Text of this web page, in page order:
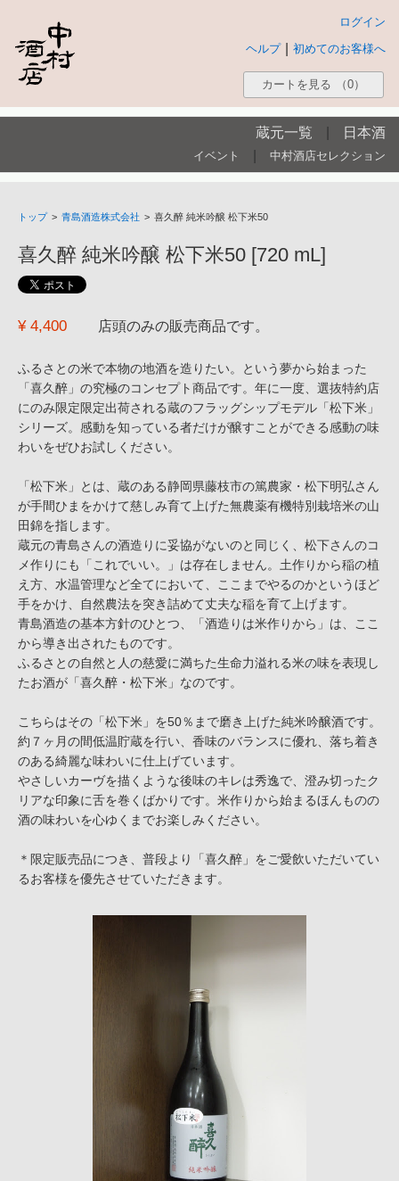
ログイン
初めてのお客様へ
ヘルプ
カートを見る （0）
蔵元一覧 日本酒
イベント 中村酒店セレクション
トップ > 青島酒造株式会社 > 喜久醉 純米吟醸 松下米50
喜久醉 純米吟醸 松下米50 [720 mL]
¥ 4,400 店頭のみの販売商品です。
ふるさとの米で本物の地酒を造りたい。という夢から始まった
「喜久醉」の究極のコンセプト商品です。年に一度、選抜特約店
にのみ限定限定出荷される蔵のフラッグシップモデル「松下米」
シリーズ。感動を知っている者だけが醸すことができる感動の味
わいをぜひお試しください。
「松下米」とは、蔵のある静岡県藤枝市の篤農家・松下明弘さん
が手間ひまをかけて慈しみ育て上げた無農薬有機特別栽培米の山
田錦を指します。
蔵元の青島さんの酒造りに妥協がないのと同じく、松下さんのコ
メ作りにも「これでいい。」は存在しません。土作りから稲の植
え方、水温管理など全てにおいて、ここまでやるのかというほど
手をかけ、自然農法を突き詰めて丈夫な稲を育て上げます。
青島酒造の基本方針のひとつ、「酒造りは米作りから」は、ここ
から導き出されたものです。
ふるさとの自然と人の慈愛に満ちた生命力溢れる米の味を表現し
たお酒が「喜久醉・松下米」なのです。
こちらはその「松下米」を50％まで磨き上げた純米吟醸酒です。
約７ヶ月の間低温貯蔵を行い、香味のバランスに優れ、落ち着き
のある綺麗な味わいに仕上げています。
やさしいカーヴを描くような後味のキレは秀逸で、澄み切ったク
リアな印象に舌を巻くばかりです。米作りから始まるほんものの
酒の味わいを心ゆくまでお楽しみください。
＊限定販売品につき、普段より「喜久醉」をご愛飲いただいてい
るお客様を優先させていただきます。